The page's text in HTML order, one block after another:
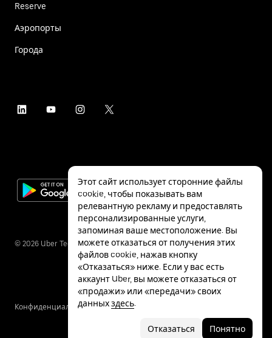
Reserve
Аэропорты
Города
© 2026 Uber Technologies Inc.
КонфиденциальностьСпециальные
Этот сайт использует сторонние файлы
cookie, чтобы показывать вам
релевантную рекламу и предоставлять
персонализированные услуги,
запоминая ваше местоположение. Вы
можете отказаться от получения этих
файлов cookie, нажав кнопку
«Отказаться» ниже. Если у вас есть
аккаунт Uber, вы можете отказаться от
«продажи» или «передачи» своих
данныхздесь.
Отказаться Понятно